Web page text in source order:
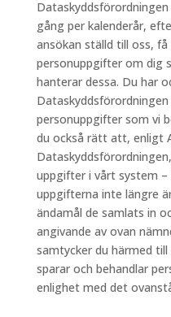
gång per kalenderår,
ansökan ställd till oss, få
personuppgifter om dig
hanterar dessa. Du har
personuppgifter som vi
du också rätt att, enligt
uppgifter i vårt system
uppgifterna inte längre
ändamål de samlats in
angivande av ovan
samtycker du härmed
sparar och behandlar
enlighet med det